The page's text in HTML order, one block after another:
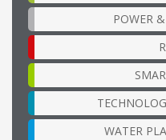
POWER
WATER